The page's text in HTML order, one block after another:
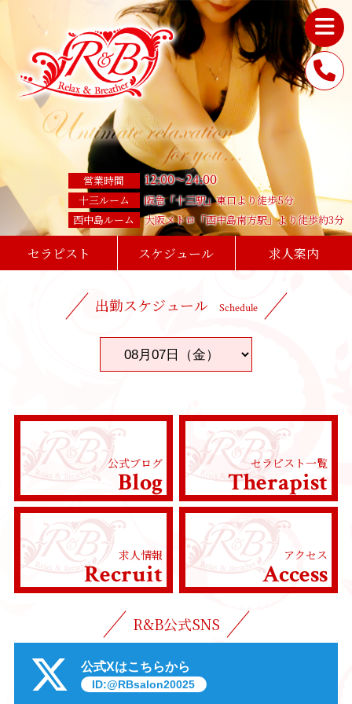
営業時間 12:00～24:00
十三ルーム
阪急「十三駅」東口より徒歩5分
西中島ルーム
大阪メトロ「西中島南方駅」より徒歩約3分
セラピスト スケジュール 求人案内
出勤スケジュール Schedule
公式ブログ
Blog
セラピスト一覧
Therapist
求人情報
Recruit
アクセス
Access
R&B公式SNS
公式Xはこちらから
ID:@RBsalon20025